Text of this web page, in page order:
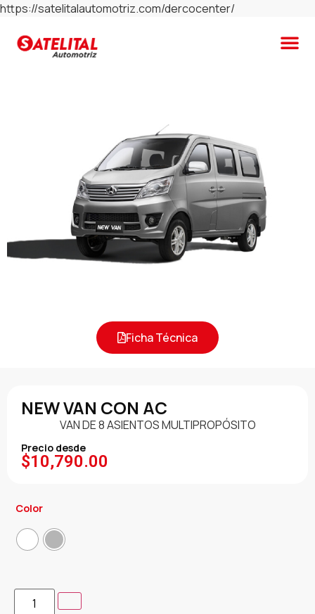
https://satelitalautomotriz.com/dercocenter/
Ficha Técnica
NEW VAN CON AC
VAN DE 8 ASIENTOS MULTIPROPÓSITO
Precio desde
$10,790.00
Color